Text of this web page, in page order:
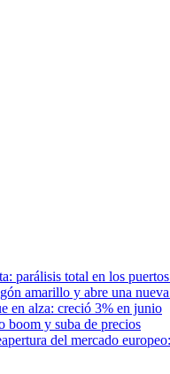
parálisis total en los
amarillo y abre una
en alza: creció 3% en junio
boom y suba de precios
del mercado